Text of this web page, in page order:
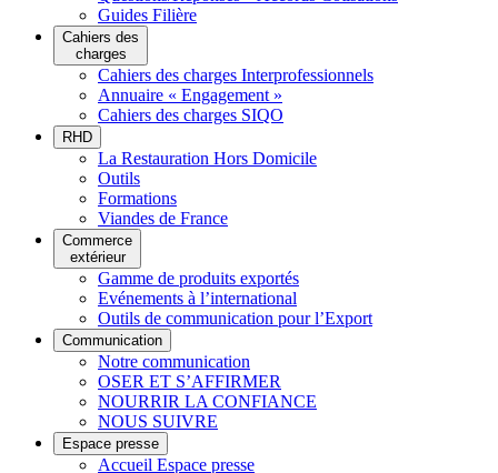
Guides Filière
Cahiers des
charges
Cahiers des charges Interprofessionnels
Annuaire « Engagement »
Cahiers des charges SIQO
RHD
La Restauration Hors Domicile
Outils
Formations
Viandes de France
Commerce
extérieur
Gamme de produits exportés
Evénements à l’international
Outils de communication pour l’Export
Communication
Notre communication
OSER ET S’AFFIRMER
NOURRIR LA CONFIANCE
NOUS SUIVRE
Espace presse
Accueil Espace presse